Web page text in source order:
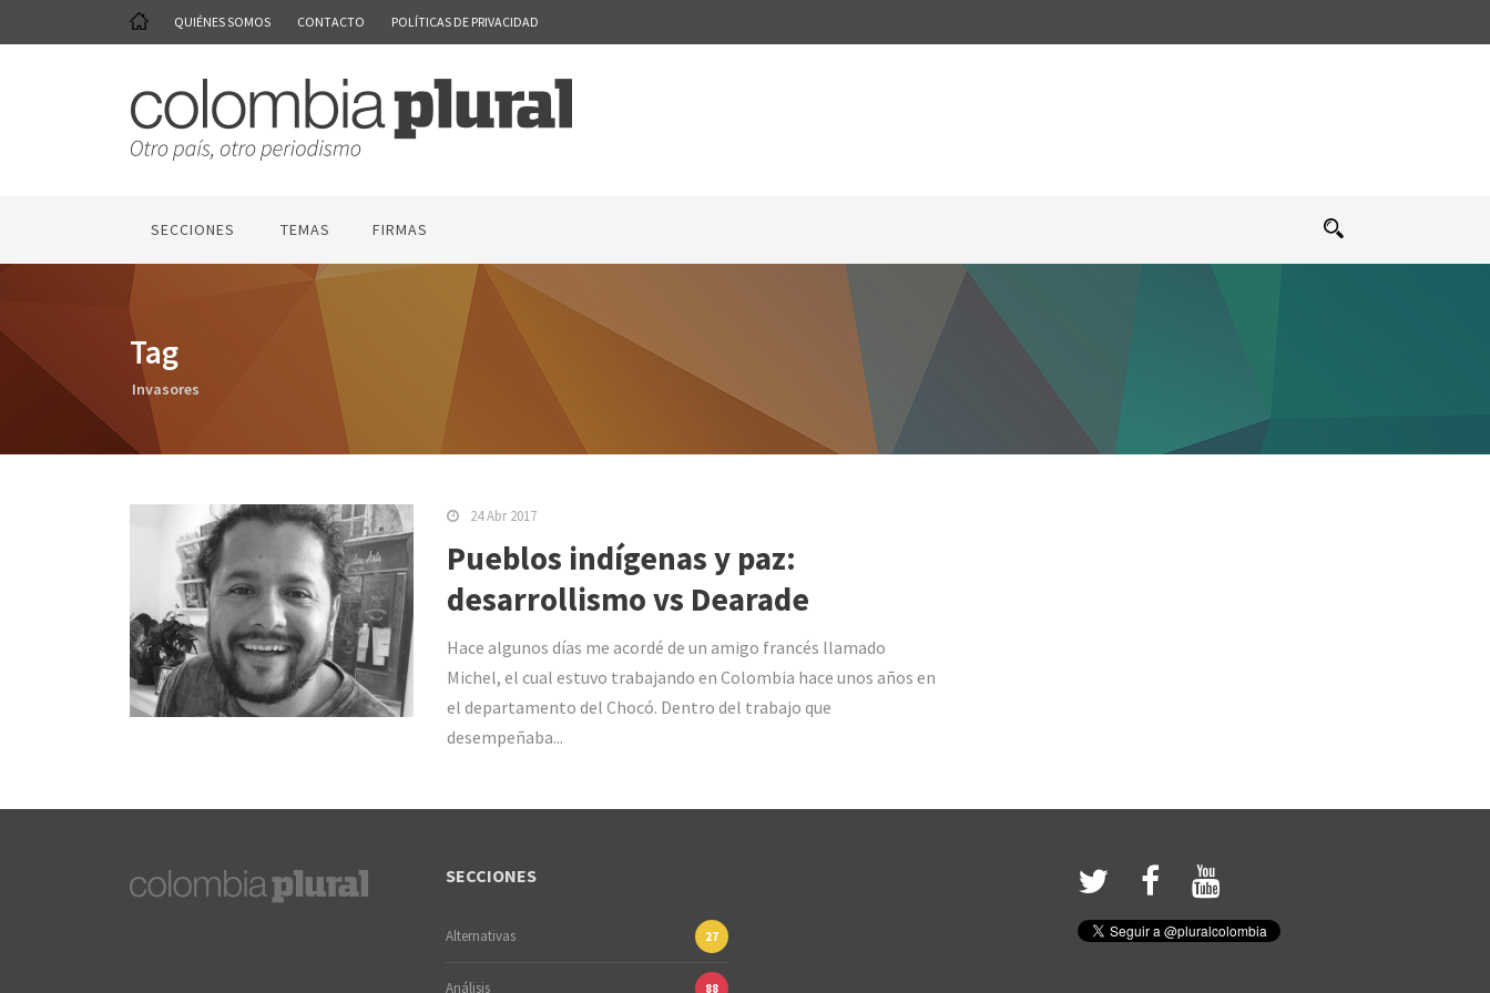
QUIÉNES SOMOS CONTACTO POLÍTICAS DE PRIVACIDAD
SECCIONES TEMAS FIRMAS
Tag
Invasores
24 Abr 2017
Pueblos indígenas y paz:
desarrollismo vs Dearade
Hace algunos días me acordé de un amigo francés llamado
Michel, el cual estuvo trabajando en Colombia hace unos años en
el departamento del Chocó. Dentro del trabajo que
desempeñaba...
SECCIONES
Alternativas 27
Análisis 88